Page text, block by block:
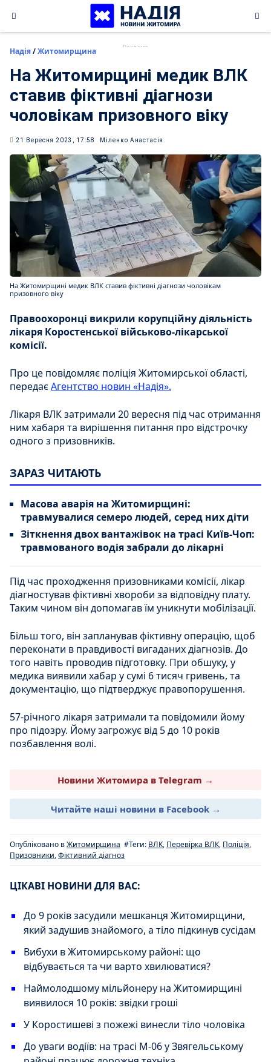
content
Надія/Житомирщина
На Житомирщині медик ВЛК
ставив фіктивні діагнози
чоловікам призовного віку
21 Вересня 2023, 17:58 Міленко Анастасія
На Житомирщині медик ВЛК ставив фіктивні діагнози чоловікам
призовного віку
Правоохоронці викрили корупційну діяльність
лікаря Коростенської військово-лікарської
комісії.
Про це повідомляє поліція Житомирської області,
передаєАгентство новин «Надія».
Лікаря ВЛК затримали 20 вересня під час отримання
ним хабаря та вирішення питання про відстрочку
одного з призовників.
ЗАРАЗ ЧИТАЮТЬ
Масова аварія на Житомирщині:
травмувалися семеро людей, серед них діти
Зіткнення двох вантажівок на трасі Київ-Чоп:
травмованого водія забрали до лікарні
Під час проходження призовниками комісії, лікар
діагностував фіктивні хвороби за відповідну плату.
Таким чином він допомагав їм уникнути мобілізації.
Більш того, він запланував фіктивну операцію, щоб
переконати в правдивості вигаданих діагнозів. До
того навіть проводив підготовку. При обшуку, у
медика виявили хабар у сумі 6 тисяч гривень, та
документацію, що підтверджує правопорушення.
57-річного лікаря затримали та повідомили йому
про підозру. Йому загрожує від 5 до 10 років
позбавлення волі.
Новини Житомира в Telegram →
Читайте наші новини в Facebook →
Опубліковано вЖитомирщина #Теги: ВЛК, Перевірка ВЛК, Поліція,
Призовники,Фіктивний діагноз
ЦІКАВІ НОВИНИ ДЛЯ ВАС:
До 9 років засудили мешканця Житомирщини,
який задушив знайомого, а тіло підкинув сусідам
Вибухи в Житомирському районі: що
відбувається та чи варто хвилюватися?
Наймолодшому мільйонеру на Житомирщині
виявилося 10 років: звідки гроші
У Коростишеві з пожежі винесли тіло чоловіка
До уваги водіїв: на трасі М-06 у Звягельському